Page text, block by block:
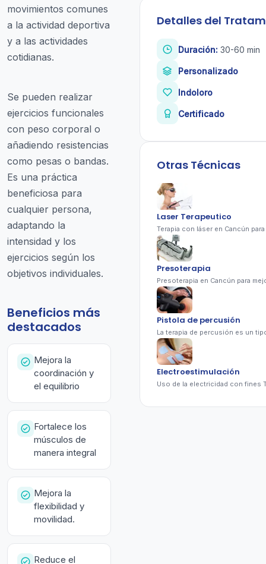
movimientos comunes
a la actividad deportiva
y a las actividades
cotidianas.
Se pueden realizar
ejercicios funcionales
con peso corporal o
añadiendo resistencias
como pesas o bandas.
Es una práctica
beneficiosa para
cualquier persona,
adaptando la
intensidad y los
ejercicios según los
objetivos individuales.
Beneficios más
destacados
Mejora la
coordinación y
el equilibrio
Fortalece los
músculos de
manera integral
Mejora la
flexibilidad y
movilidad.
Reduce el
Detalles del
Duración: 30-60 min
Personalizado
Indoloro
Certificado
Otras Técnicas
Laser Terapeutico
Presoterapia
Pistola de percusión
Electroestimulación